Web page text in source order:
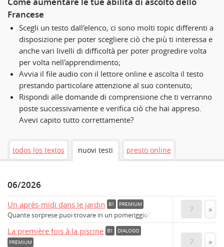
Francese
Scegli un testo dall'elenco, ci sono molti topic differenti a
disposizione per poter scegliere ciò che più ti interessa e
anche vari livelli di difficoltà per poter progredire volta
per volta nell'apprendimento;
Avvia il file audio con il lettore online e ascolta il testo
prestando particolare attenzione al suo contenuto;
Rispondi alle domande di comprensione che ti verranno
poste successivamente e verifica ciò che hai appreso.
Avevi capito tutto correttamente?
todos los textos nuovi testi presto online
06/2026
Un après-midi dans le jardin B1 PREMIUM
Quante sorprese puoi trovare in un pomeriggio?
? »
La première fois à la piscine B1
DIALOGO
PREMIUM
? »